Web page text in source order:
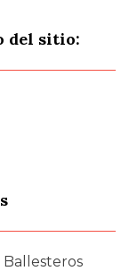
del sitio:
Ballesteros